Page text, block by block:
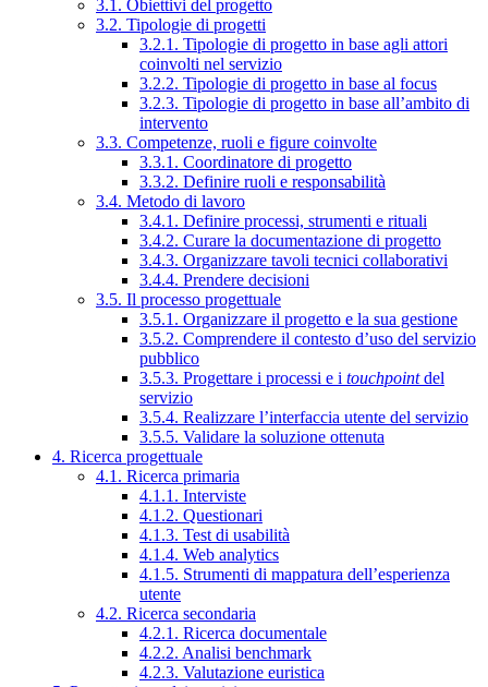
3.1. Obiettivi del progetto
3.2. Tipologie di progetti
3.2.1. Tipologie di progetto in base agli attori
coinvolti nel servizio
3.2.2. Tipologie di progetto in base al focus
3.2.3. Tipologie di progetto in base all’ambito di
intervento
3.3. Competenze, ruoli e figure coinvolte
3.3.1. Coordinatore di progetto
3.3.2. Definire ruoli e responsabilità
3.4. Metodo di lavoro
3.4.1. Definire processi, strumenti e rituali
3.4.2. Curare la documentazione di progetto
3.4.3. Organizzare tavoli tecnici collaborativi
3.4.4. Prendere decisioni
3.5. Il processo progettuale
3.5.1. Organizzare il progetto e la sua gestione
3.5.2. Comprendere il contesto d’uso del servizio
pubblico
3.5.3. Progettare i processi e i touchpointdel
servizio
3.5.4. Realizzare l’interfaccia utente del servizio
3.5.5. Validare la soluzione ottenuta
4. Ricerca progettuale
4.1. Ricerca primaria
4.1.1. Interviste
4.1.2. Questionari
4.1.3. Test di usabilità
4.1.4. Web analytics
4.1.5. Strumenti di mappatura dell’esperienza
utente
4.2. Ricerca secondaria
4.2.1. Ricerca documentale
4.2.2. Analisi benchmark
4.2.3. Valutazione euristica